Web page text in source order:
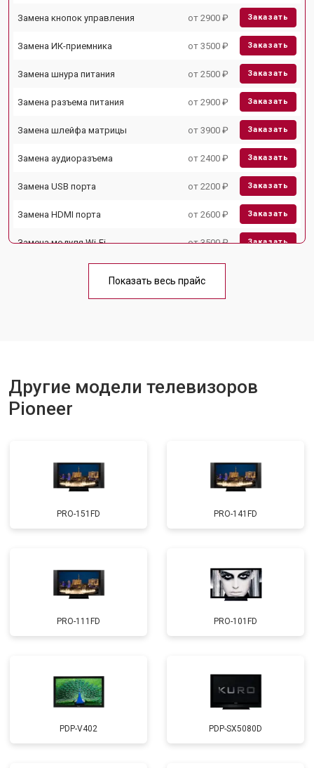
Замена кнопок управления от 2900 ₽ Заказать
Замена ИК-приемника от 3500 ₽ Заказать
Замена шнура питания от 2500 ₽ Заказать
Замена разъема питания от 2900 ₽ Заказать
Замена шлейфа матрицы от 3900 ₽ Заказать
Замена аудиоразъема от 2400 ₽ Заказать
Замена USB порта от 2200 ₽ Заказать
Замена HDMI порта от 2600 ₽ Заказать
Замена модуля Wi-Fi от 3500 ₽ Заказать
Ремонт блока управления от 3100 ₽
Прошивка от 3900 ₽ Заказать
Замена трансформаторов
подсветки
Показать весь прайс
Другие модели телевизоров
Pioneer
PRO-151FD PRO-141FD
PRO-111FD PRO-101FD
PDP-V402 PDP-SX5080D